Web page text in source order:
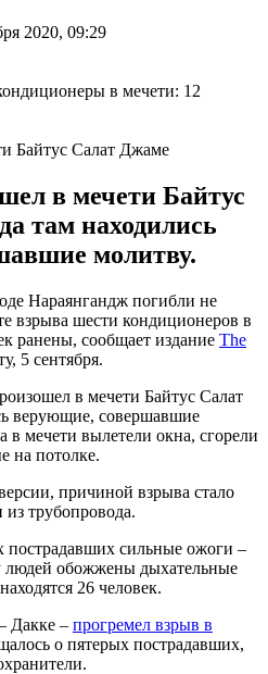
2020, 09:29
Байтус Салат Джаме
в мечети Байтус
там находились
молитву.
Нараянгандж погибли не
взрыва шести кондиционеров в
ранены, сообщает издание The
5 сентября.
в мечети Байтус Салат
верующие, совершавшие
в мечети вылетели окна, сгорели
на потолке.
причиной взрыва стало
из трубопровода.
пострадавших сильные ожоги –
обожжены дыхательные
26 человек.
Дакке – прогремел взрыв в
о пятерых пострадавших,